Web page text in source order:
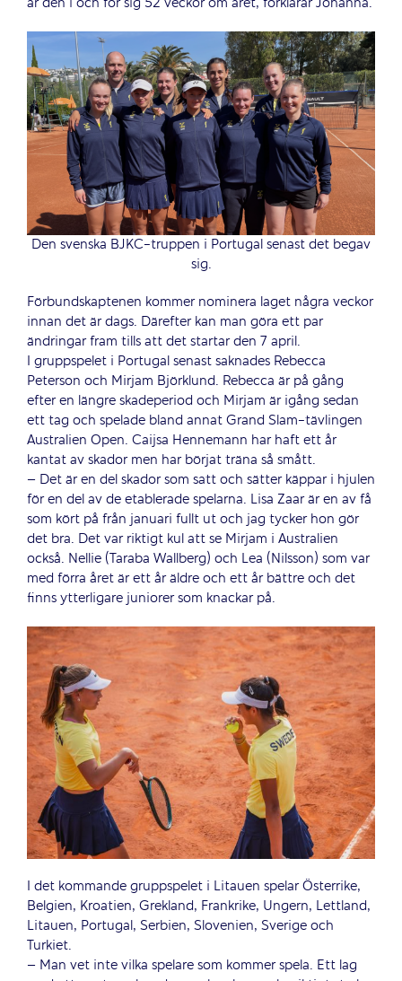
Den svenska BJKC-truppen i Portugal senast det begav
sig.
Förbundskaptenen kommer nominera laget några veckor
innan det är dags. Därefter kan man göra ett par
ändringar fram tills att det startar den 7 april.
I gruppspelet i Portugal senast saknades Rebecca
Peterson och Mirjam Björklund. Rebecca är på gång
efter en längre skadeperiod och Mirjam är igång sedan
ett tag och spelade bland annat Grand Slam-tävlingen
Australien Open. Caijsa Hennemann har haft ett år
kantat av skador men har börjat träna så smått.
– Det är en del skador som satt och sätter käppar i hjulen
för en del av de etablerade spelarna. Lisa Zaar är en av få
som kört på från januari fullt ut och jag tycker hon gör
det bra. Det var riktigt kul att se Mirjam i Australien
också. Nellie (Taraba Wallberg) och Lea (Nilsson) som var
med förra året är ett år äldre och ett år bättre och det
finns ytterligare juniorer som knackar på.
I det kommande gruppspelet i Litauen spelar Österrike,
Belgien, Kroatien, Grekland, Frankrike, Ungern, Lettland,
Litauen, Portugal, Serbien, Slovenien, Sverige och
Turkiet.
– Man vet inte vilka spelare som kommer spela. Ett lag